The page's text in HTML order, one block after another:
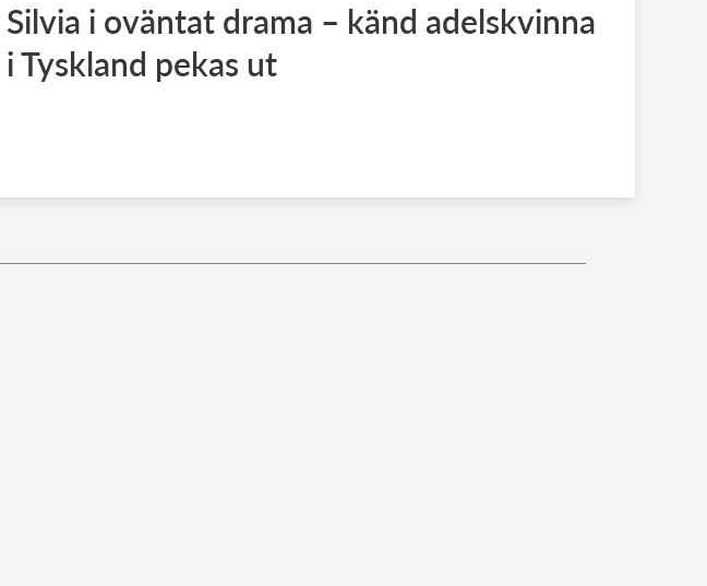
Silvia i oväntat drama – känd adelskvinna
i Tyskland pekas ut